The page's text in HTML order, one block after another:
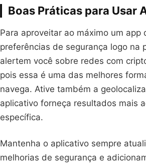
Boas Práticas para Usar
Para aproveitar ao máximo um
preferências de segurança logo na
alertem você sobre redes com
pois essa é uma das melhores
navega. Ative também a
aplicativo forneça resultados mais
específica.
Mantenha o aplicativo sempre
melhorias de segurança e